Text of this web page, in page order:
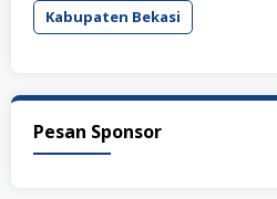
Kabupaten Bekasi
Pesan Sponsor